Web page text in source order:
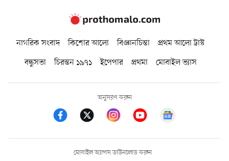
নাগরিক সংবাদ কিশোর আলো বিজ্ঞানচিন্তা
প্রথম আলো ট্রাস্ট
বন্ধুসভা
চিরন্তন ১৯৭১ ইপেপার প্রথমা মোবাইল ভ্যাস
অনুসরণ করুন
মোবাইল অ্যাপস ডাউনলোড করুন